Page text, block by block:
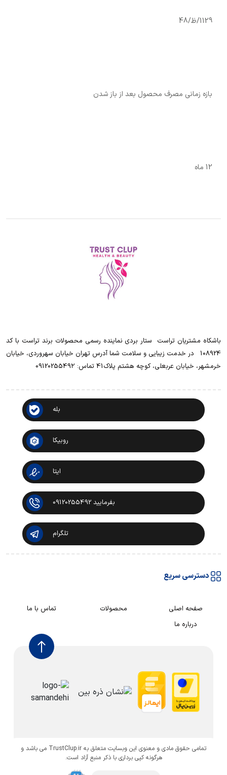
1129/ظ/48
بازه زمانی مصرف محصول بعد از باز شدن
12 ماه
باشکاه مشتریان تراست ‌ ‌ستار بردی نماینده رسمی محصولات برند تراست با کد
108924 ‌ ‌ در خدمت زیبایی و سلامت شما آدرس تهران خیابان سهروردی، خیابان
خرمشهر، خیابان عربعلی، کوچه هشتم پلاک41 تماس: 0912025549۲
بله
روبیکا
ایتا
بفرمایید 09120255492
تلگرام
دسترسی سریع
صفحه اصلی محصولات
تماس با ما
درباره ما
تمامی حقوق مادی و معنوی این وبسایت متعلق به TrustClup.ir می باشد و
هرگونه کپی برداری با ذکر منبع آزاد است.